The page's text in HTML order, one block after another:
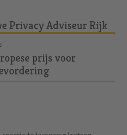
Privacy Adviseur Rijk
prijs voor